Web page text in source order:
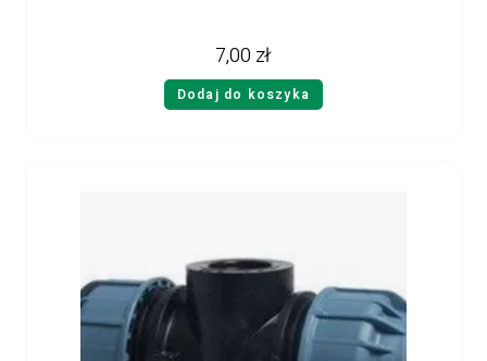
7,00 zł
Dodaj do koszyka